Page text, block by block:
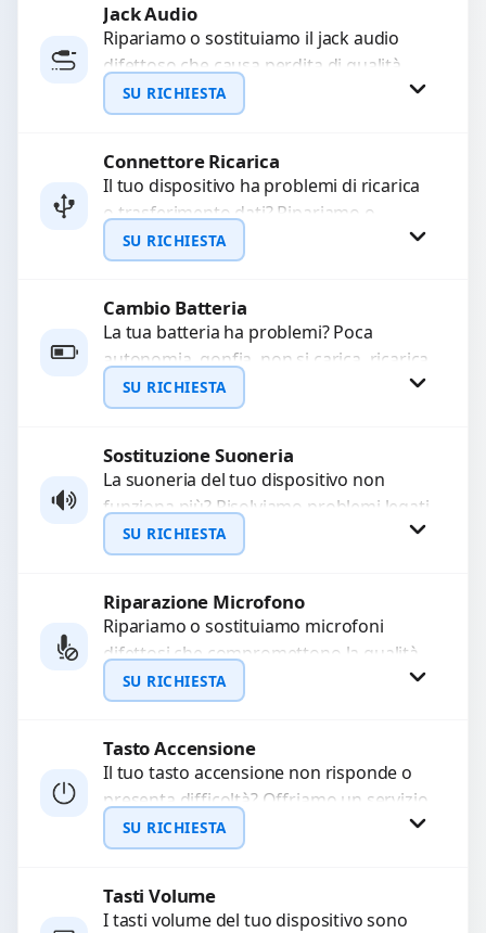
Richiedi Preventivo
WhatsApp
Jack Audio
Ripariamo o sostituiamo il jack audio
difettoso che causa perdita di qualità
sonora o impossibilità di collegare cuffie
e accessori....
SU RICHIESTA
Richiedi Preventivo
WhatsApp
Connettore Ricarica
Il tuo dispositivo ha problemi di ricarica
o trasferimento dati? Ripariamo o
sostituiamo connettori di ricarica guasti,
rotti, allentati, danneggiati,...
SU RICHIESTA
Richiedi Preventivo
WhatsApp
Cambio Batteria
La tua batteria ha problemi? Poca
autonomia, gonfia, non si carica, ricarica
lenta o cicli di ricarica esauriti?
Sostituiamo la...
SU RICHIESTA
Richiedi Preventivo
WhatsApp
Sostituzione Suoneria
La suoneria del tuo dispositivo non
funziona più? Risolviamo problemi legati
a moduli audio difettosi con interventi
precisi e componenti...
SU RICHIESTA
Richiedi Preventivo
WhatsApp
Riparazione Microfono
Ripariamo o sostituiamo microfoni
difettosi che compromettono la qualità
audio delle registrazioni o delle
chiamate. Diagnosi accurata e ricambi
SU RICHIESTA
Richiedi Preventivo
WhatsApp
Tasto Accensione
Il tuo tasto accensione non risponde o
presenta difficoltà? Offriamo un servizio
professionale di riparazione o
sostituzione utilizzando componenti di...
SU RICHIESTA
Richiedi Preventivo
Tasti Volume
I tasti volume del tuo dispositivo sono